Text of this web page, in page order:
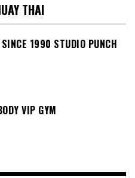
THAI
1990 STUDIO PUNCH
VIP GYM